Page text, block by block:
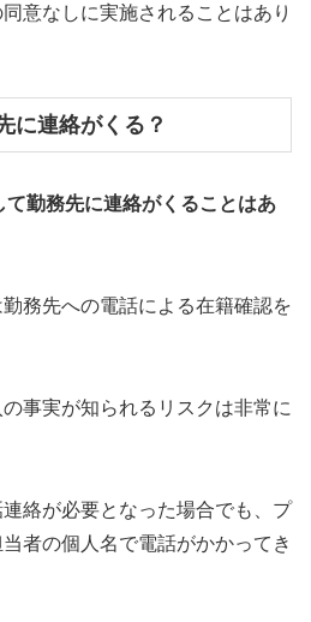
意なしに実施されることはあり
に連絡がくる？
て勤務先に連絡がくることはあ
務先への電話による在籍確認を
事実が知られるリスクは非常に
絡が必要となった場合でも、プ
者の個人名で電話がかかってき